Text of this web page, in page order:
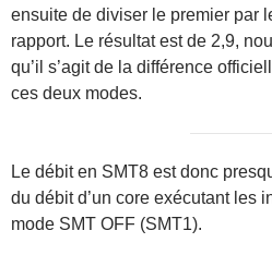
ensuite de diviser le premier par
rapport. Le résultat est de 2,9,
qu’il s’agit de la différence
ces deux modes.
Le débit en SMT8 est donc
du débit d’un core exécutant les
mode SMT OFF (SMT1).